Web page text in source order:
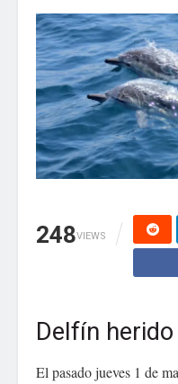
Nombre*
Correo electrónico*
Guarda mi nombre,
248VIEWS
Delfín
El pasado jueves 1 de